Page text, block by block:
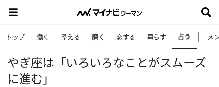
トップ 働く 整える 磨く 恋する 暮らす 占う メ
やぎ座は「いろいろなことがスムーズ
に進む」